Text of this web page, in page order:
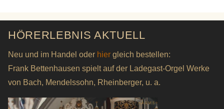
HÖRERLEBNIS AKTUELL
Neu und im Handel oder hier gleich bestellen:
Frank Bettenhausen spielt auf der Ladegast-Orgel Werke
von Bach, Mendelssohn, Rheinberger, u. a.